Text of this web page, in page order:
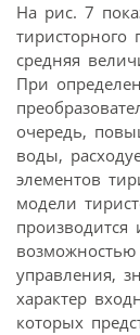
На рис. 7
тиристорного
средняя
При
очередь,
воды,
элементов
модели
управления,
характер
которых